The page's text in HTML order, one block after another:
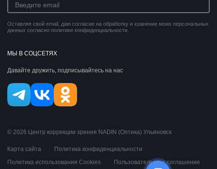
Оставляя свой email, даю согласие на обработку и хранение моих персональных
данных согласно политике конфиденциальности.
МЫ В СОЦСЕТЯХ
Давайте дружить, подписывайтесь на нас
© 2026 Центр коррекции зрения NADIN (Оптика) Ульяновск
Карта сайта
Политика конфиденциальности
Политика использования Cookies
Пользовательское соглашение